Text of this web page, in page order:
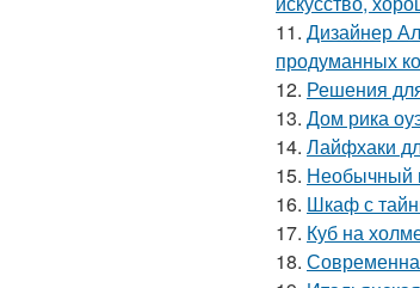
11. Дизайнер
продуманных
12. Решения
13. Дом рика
14. Лайфхаки
15. Необычный
16. Шкаф с
17. Куб на
18.